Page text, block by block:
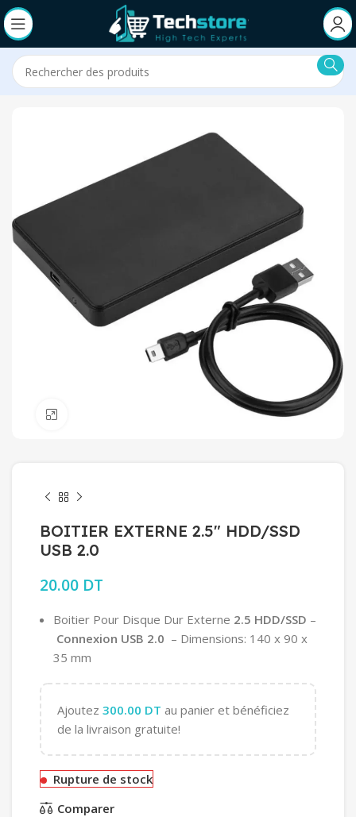
BOITIER EXTERNE 2.5″ HDD/SSD
USB 2.0
20.00 DT
Boitier Pour Disque Dur Externe 2.5 HDD/SSD –
Connexion USB 2.0 – Dimensions: 140 x 90 x
35 mm
Ajoutez 300.00 DT au panier et bénéficiez
de la livraison gratuite!
Rupture de stock
Comparer